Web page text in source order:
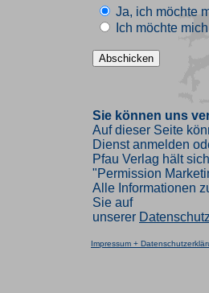
Ja, ich möchte
Ich möchte
Sie können uns
Auf dieser Seite
Dienst anmelden
Pfau Verlag hält
"Permission
Alle Informationen
Sie auf
unserer
Impressum +